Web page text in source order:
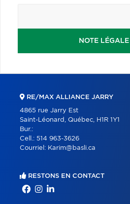
NOTE LÉGALE
RE/MAX ALLIANCE JARRY
4865 rue Jarry Est
Saint-Léonard, Québec, H1R 1Y1
Bur.:
Cell.: 514 963-3626
Courriel: Karim@basli.ca
RESTONS EN CONTACT